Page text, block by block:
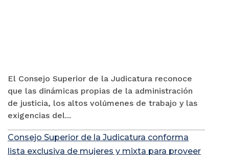
El Consejo Superior de la Judicatura reconoce
que las dinámicas propias de la administración
de justicia, los altos volúmenes de trabajo y las
exigencias del...
Consejo Superior de la Judicatura conforma
lista exclusiva de mujeres y mixta para proveer